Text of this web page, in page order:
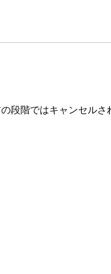
階ではキャンセルさ